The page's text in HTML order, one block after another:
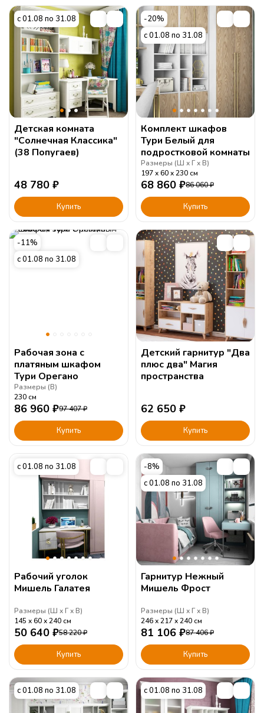
с 01.08 по 31.08
Детская комната
"Солнечная Классика"
(38 Попугаев)
48 780 ₽
Купить
-20%
с 01.08 по 31.08
Комплект шкафов
Тури Белый для
подростковой комнаты
Размеры (Ш Г В)
197
60 230 см
68 860 ₽86 060₽
Купить
-11%
с 01.08 по 31.08
Рабочая зона с
платяным шкафом
Тури Орегано
Размеры (В)
230 см
86 960 ₽97 407₽
Купить
Детский гарнитур "Два
плюс два" Магия
пространства
62 650 ₽
Купить
с 01.08 по 31.08
Рабочий уголок
Мишель Галатея
Размеры (Ш Г В)
145
60 240 см
50 640 ₽58 220₽
Купить
-8%
с 01.08 по 31.08
Гарнитур Нежный
Мишель Фрост
Размеры (Ш Г В)
246
217 240 см
81 106 ₽87 406₽
Купить
с 01.08 по 31.08 с 01.08 по 31.08